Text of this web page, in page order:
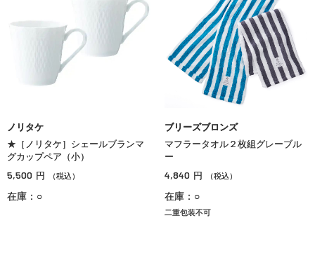
ノリタケ
★［ノリタケ］シェールブランマ
グカップペア（小）
5,500 円 （税込）
在庫：○
ブリーズブロンズ
マフラータオル２枚組グレーブル
ー
4,840 円 （税込）
在庫：○
二重包装不可